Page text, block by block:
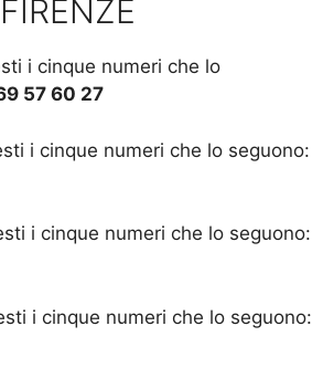
i cinque numeri che lo
60 27
i cinque numeri che lo seguono:
i cinque numeri che lo seguono:
i cinque numeri che lo seguono: